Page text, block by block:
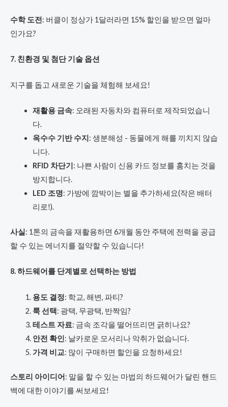
수학 도전: 버클이 정상가 1달러라면 15% 할인을 받으면 얼마
인가요?
7. 친환경 및 첨단 기술 옵션
지구를 돕고 새로운 기술을 체험해 보세요!
재활용 금속: 오래된 자동차와 컴퓨터로 제작되었습니
다.
옥수수 기반 수지: 생분해성 - 동물에게 해를 끼치지 않습
니다.
RFID 차단기: 나쁜 사람이 신용 카드 정보를 훔치는 것을
방지합니다.
LED 조명: 가방에 깜박이는 별을 추가하세요(작은 배터
리로!).
사실: 1톤의 금속을 재활용하면 6개월 동안 주택에 전력을 공급
할 수 있는 에너지를 절약할 수 있습니다!
8. 하드웨어를 단계별로 선택하는 방법
용도 결정: 학교, 해변, 파티?
룩 선택: 광택, 무광택, 반짝임?
테스트 자료: 금속 조각을 떨어뜨리면 긁히나요?
안전 확인: 날카로운 모서리나 악취가 없습니다.
가격 비교: 많이 구매하면 할인을 요청하세요!
스토리 아이디어: 말을 할 수 있는 마법의 하드웨어가 달린 핸드
백에 대한 이야기를 써보세요!